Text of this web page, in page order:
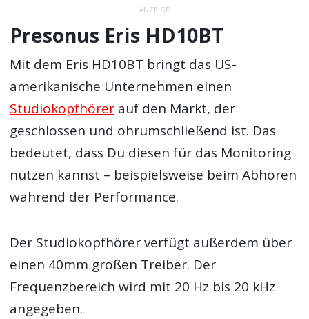
ANZEIGE
Presonus Eris HD10BT
Mit dem Eris HD10BT bringt das US-
amerikanische Unternehmen einen
Studiokopfhörer auf den Markt, der
geschlossen und ohrumschließend ist. Das
bedeutet, dass Du diesen für das Monitoring
nutzen kannst – beispielsweise beim Abhören
während der Performance.
Der Studiokopfhörer verfügt außerdem über
einen 40mm großen Treiber. Der
Frequenzbereich wird mit 20 Hz bis 20 kHz
angegeben.